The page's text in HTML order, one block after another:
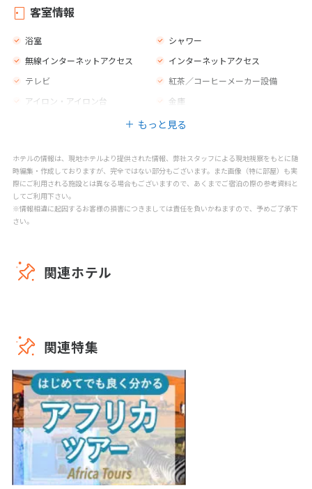
売店
荷物室
衣類乾燥機
カフェ
バー
レストラン
禁煙エリア
屋外温水プール
スパセンター
客室情報
浴室
シャワー
無線インターネットアクセス
インターネットアクセス
テレビ
紅茶／コーヒーメーカー設備
アイロン・アイロン台
金庫
もっと見る
ホテルの情報は、現地ホテルより提供された情報、弊社スタッフによる現地視察をもとに随
時編集・作成しておりますが、完全ではない部分もございます。また画像（特に部屋）も実
際にご利用される施設とは異なる場合もございますので、あくまでご宿泊の際の参考資料と
してご利用下さい。
※情報相違に起因するお客様の損害につきましては責任を負いかねますので、予めご了承下
さい。
関連ホテル
関連特集